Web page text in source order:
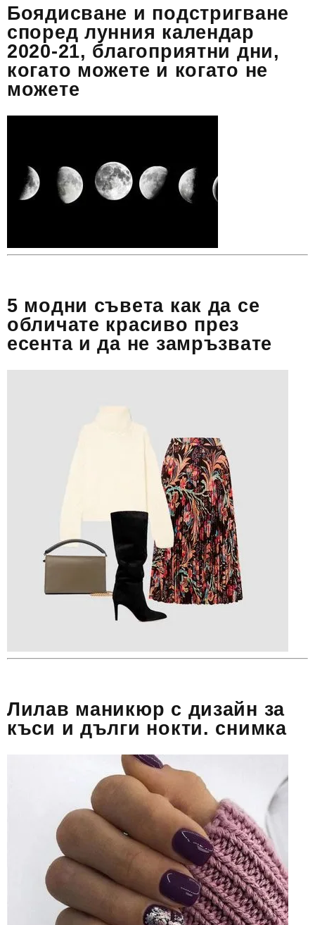
Боядисване и подстригване
според лунния календар
2020-21, благоприятни дни,
когато можете и когато не
можете
5 модни съвета как да се
обличате красиво през
есента и да не замръзвате
Лилав маникюр с дизайн за
къси и дълги нокти. снимка